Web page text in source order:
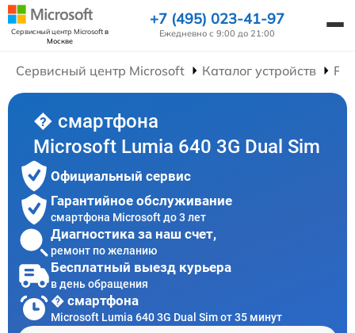
Сервисный центр Microsoftв
Москве
+7 (495) 023-41-97
Ежедневно с 9:00 до 21:00
Сервисный центр Microsoft Каталог устройств
� смартфона
Microsoft Lumia 640 3G Dual Sim
Официальный сервис
Гарантийное обслуживание
смартфона Microsoft до 3 лет
Диагностика за наш счет,
ремонт по желанию
Бесплатный выезд курьера
в день обращения
� смартфона
Microsoft Lumia 640 3G Dual Sim от 35 минут